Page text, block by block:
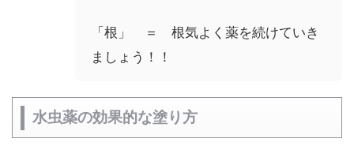
「根」 ＝ 根気よく薬を続けていき
ましょう！！
水虫薬の効果的な塗り方